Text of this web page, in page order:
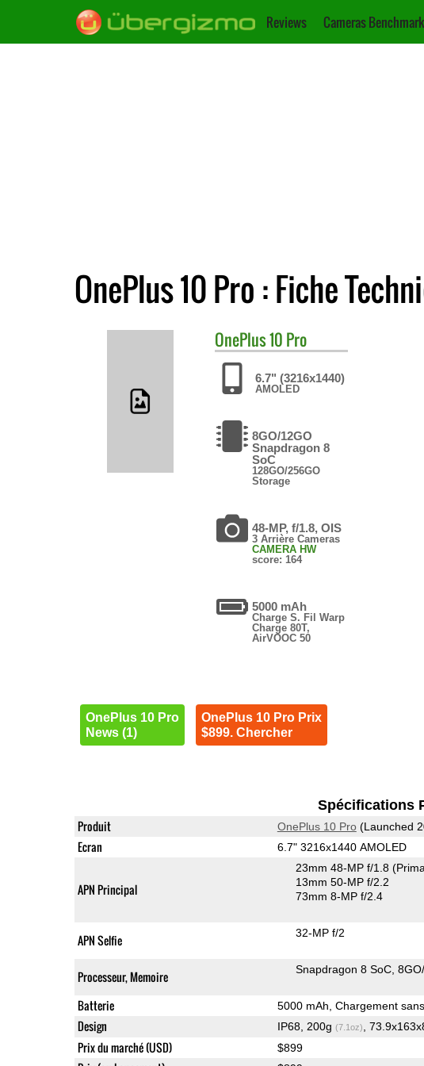
Reviews Cameras
OnePlus 10 Pro : Fiche
OnePlus10 Pro
6.7" (3216x1440)
AMOLED
8GO/12GO
Snapdragon 8
SoC
128GO/256GO
Storage
48-MP, f/1.8, OIS
3 Arrière Cameras
CAMERA HW
score: 164
5000 mAh
Charge S. Fil Warp
Charge 80T,
AirVOOC 50
OnePlus 10 Pro
News (1)
OnePlus 10 Pro Prix
$899. Chercher
Spécifications
Produit OnePlus 10 Pro(Launched
Ecran 6.7" 3216x1440 AMOLED
APN Principal
23mm 48-MP f/1.8
13mm 50-MP f/2.2
73mm 8-MP f/2.4
APN Selfie 32-MP f/2
Processeur, Memoire Snapdragon 8 SoC
Batterie 5000 mAh, Chargement
Design IP68, 200g (7.1oz) ,
Prix du marché (USD) $899